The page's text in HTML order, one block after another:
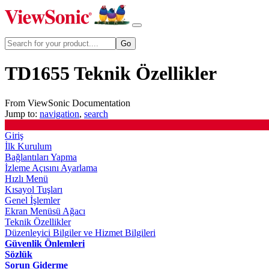
TD1655 Teknik Özellikler
From ViewSonic Documentation
Jump to: navigation, search
Giriş
İlk Kurulum
Bağlantıları Yapma
İzleme Açısını Ayarlama
Hızlı Menü
Kısayol Tuşları
Genel İşlemler
Ekran Menüsü Ağacı
Teknik Özellikler
Düzenleyici Bilgiler ve Hizmet Bilgileri
Güvenlik Önlemleri
Sözlük
Sorun Giderme